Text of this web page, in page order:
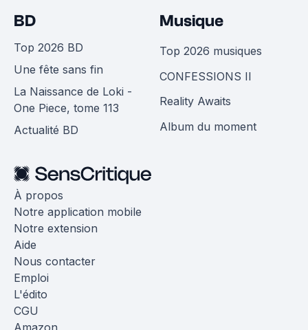
BD
Top 2026 BD
Une fête sans fin
La Naissance de Loki -
One Piece, tome 113
Actualité BD
Musique
Top 2026 musiques
CONFESSIONS II
Reality Awaits
Album du moment
À propos
Notre application mobile
Notre extension
Aide
Nous contacter
Emploi
L'édito
CGU
Amazon